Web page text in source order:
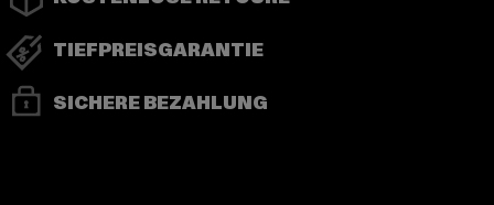
TIEFPREISGARANTIE
SICHERE BEZAHLUNG